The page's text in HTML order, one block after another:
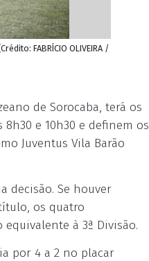
FABRÍCIO OLIVEIRA /
de Sorocaba, terá os
e 10h30 e definem os
Juventus Vila Barão
decisão. Se houver
os quatro
à 3ª Divisão.
por 4 a 2 no placar